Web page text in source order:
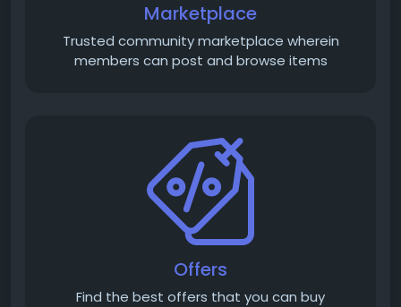
Marketplace
Trusted community marketplace wherein
members can post and browse items
Offers
Find the best offers that you can buy